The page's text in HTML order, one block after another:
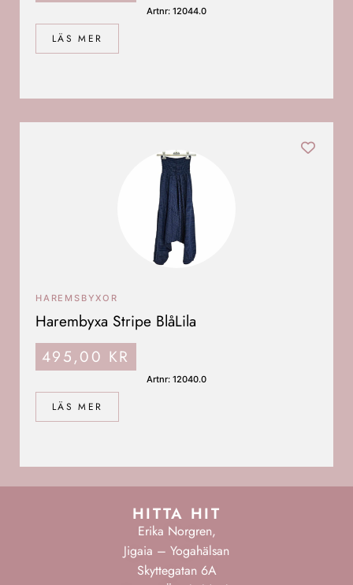
LÄS MER
Artnr: 12044.0
LÄS MER
HAREMSBYXOR
Harembyxa Stripe BlåLila
495,00 KR
Artnr: 12040.0
HITTA HIT
Erika Norgren,
Jigaia – Yogahälsan
Skyttegatan 6A